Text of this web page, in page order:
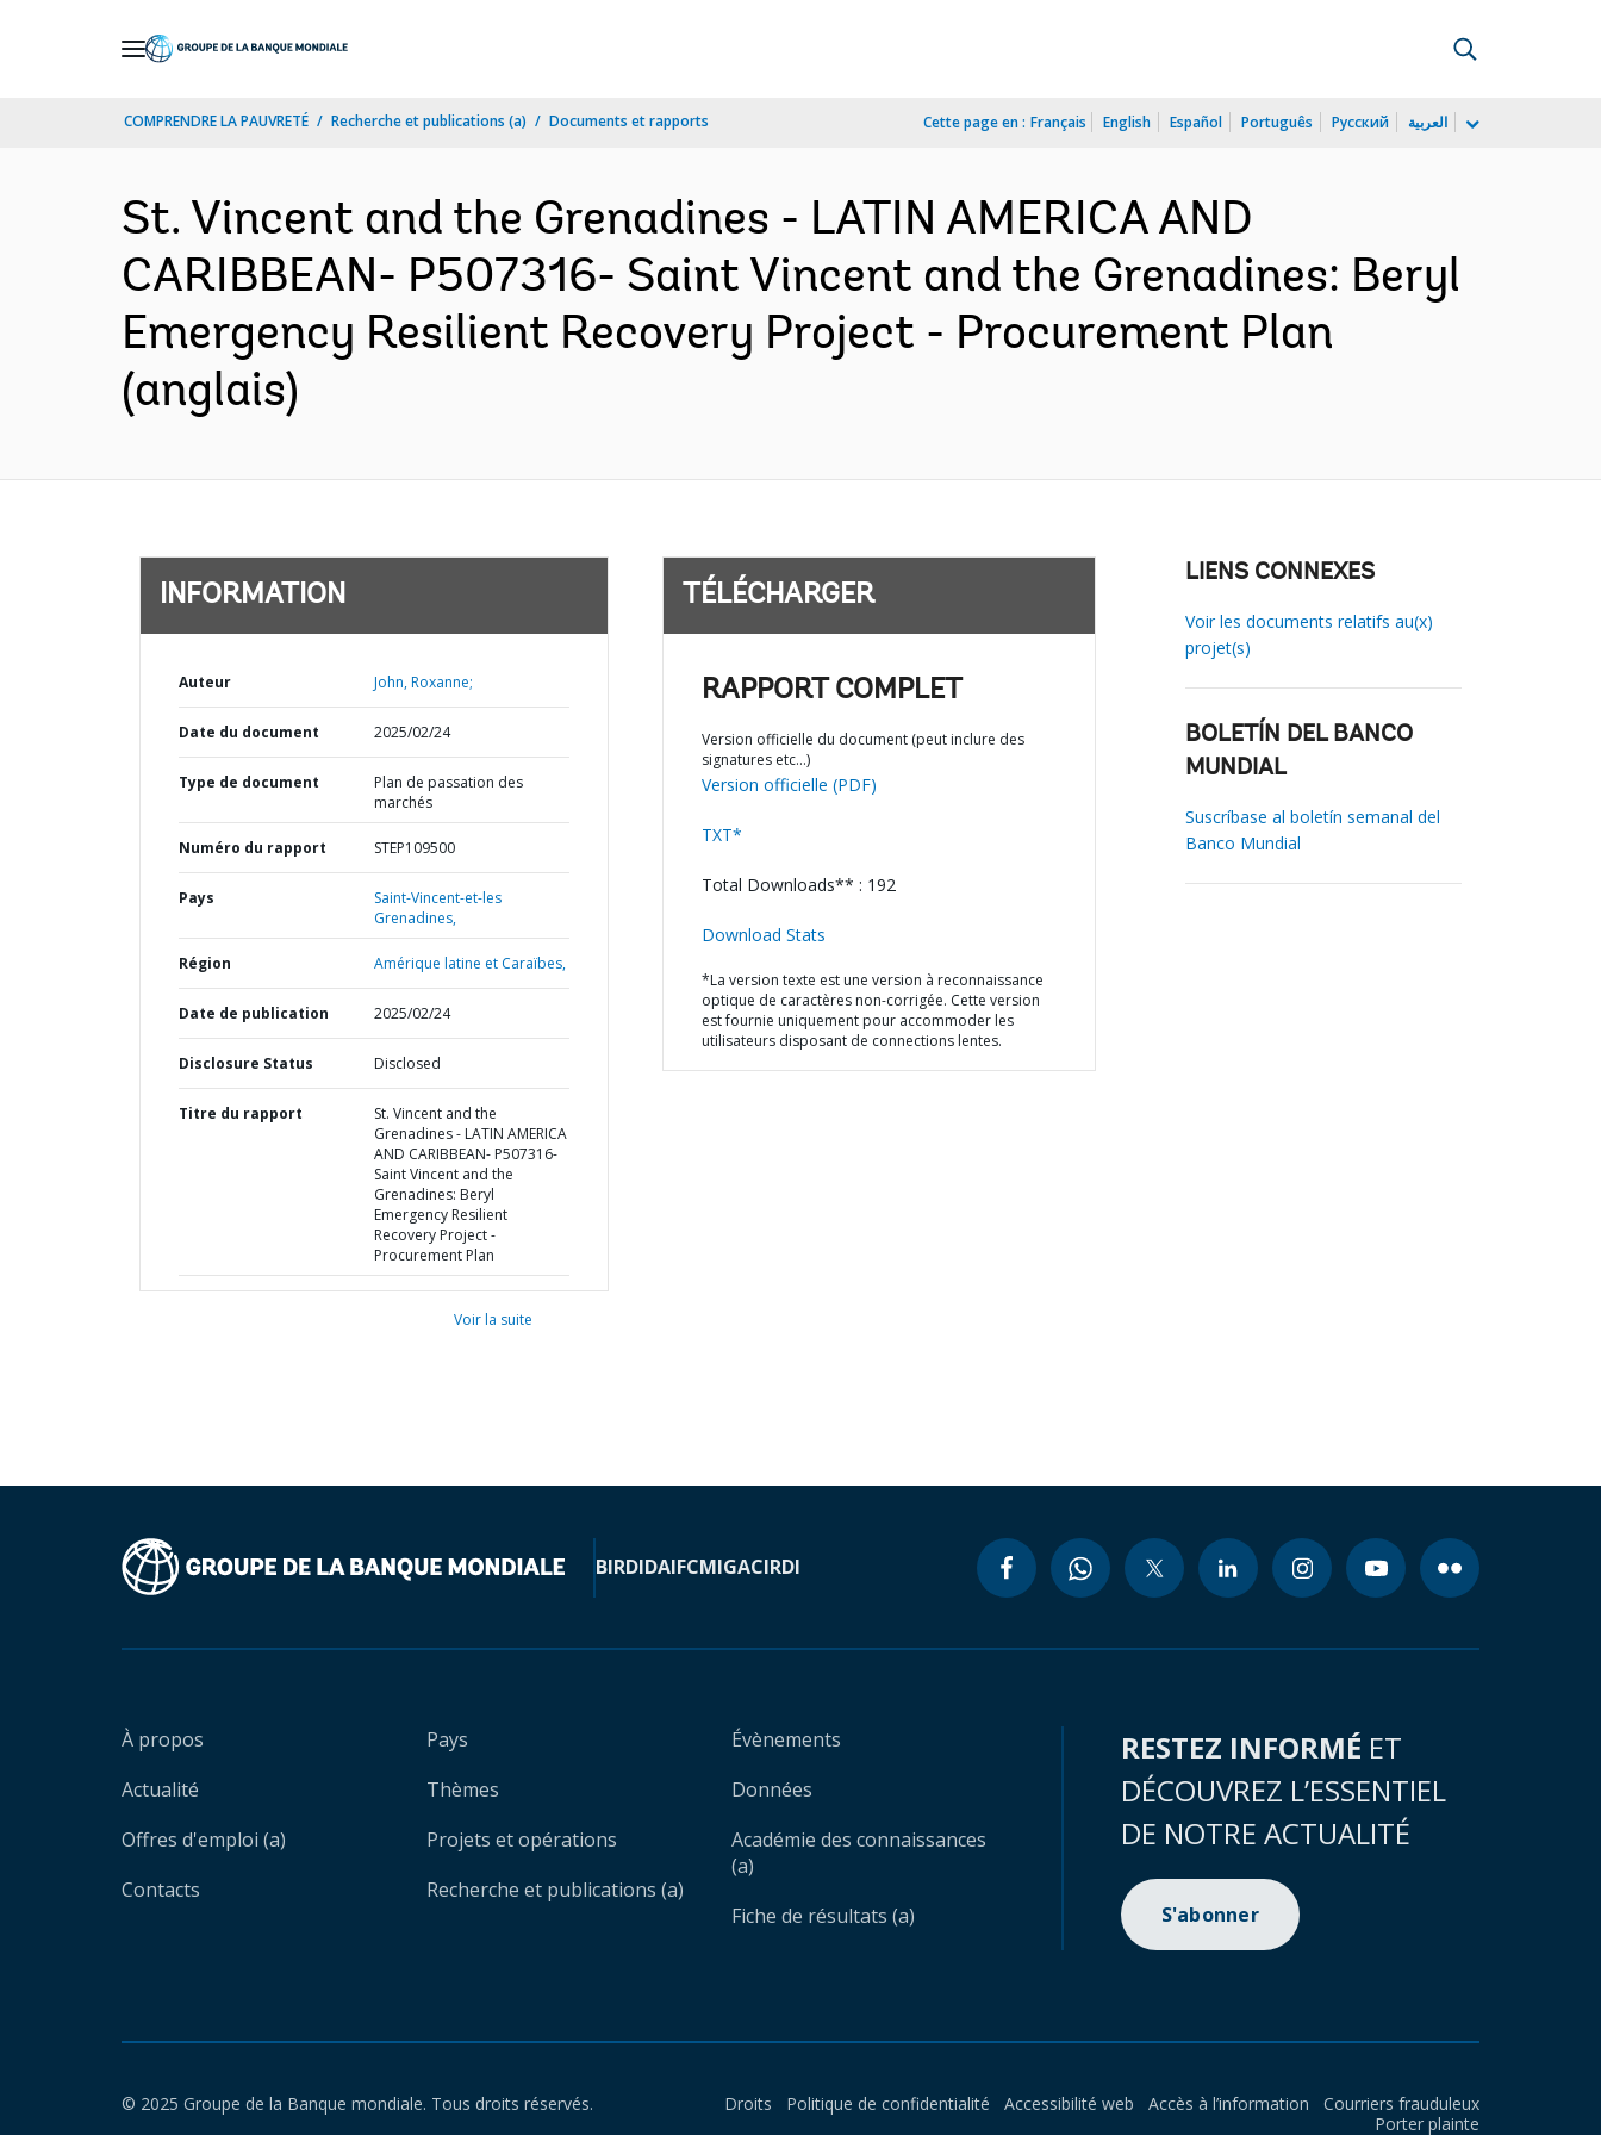
COMPRENDRE LA PAUVRETÉ Recherche et publications (a) Documents et rapports Cette page en : Français English Español Português Русский العربية
St. Vincent and the Grenadines - LATIN AMERICA AND
CARIBBEAN- P507316- Saint Vincent and the Grenadines: Beryl
Emergency Resilient Recovery Project - Procurement Plan
(anglais)
INFORMATION
Auteur John, Roxanne;
Date du document 2025/02/24
Type de document
Plan de passation des
marchés
Numéro du rapport STEP109500
Pays
Saint-Vincent-et-les
Grenadines,
Région Amérique latine et Caraïbes,
Date de publication 2025/02/24
Disclosure Status Disclosed
Titre du rapport
St. Vincent and the
Grenadines - LATIN AMERICA
AND CARIBBEAN- P507316-
Saint Vincent and the
Grenadines: Beryl
Emergency Resilient
Recovery Project -
Procurement Plan
Voir la suite
TÉLÉCHARGER
RAPPORT COMPLET
Version officielle du document (peut inclure des
signatures etc…)
Version officielle (PDF)
TXT*
Total Downloads** : 192
Download Stats
*La version texte est une version à reconnaissance
optique de caractères non-corrigée. Cette version
est fournie uniquement pour accommoder les
utilisateurs disposant de connections lentes.
LIENS CONNEXES
Voir les documents relatifs au(x)
projet(s)
BOLETÍN DEL BANCO
MUNDIAL
Suscríbase al boletín semanal del
Banco Mundial
BIRDIDAIFCMIGACIRDI
À propos
Actualité
Offres d'emploi (a)
Contacts
Pays
Thèmes
Projets et opérations
Recherche et publications (a)
Évènements
Données
Académie des connaissances
(a)
Fiche de résultats (a)
RESTEZ INFORMÉ ET
DÉCOUVREZ L’ESSENTIEL
DE NOTRE ACTUALITÉ
S'abonner
© 2025 Groupe de la Banque mondiale. Tous droits réservés. Droits Politique de confidentialité Accessibilité web Accès à l’information
Courriers frauduleux
Porter plainte